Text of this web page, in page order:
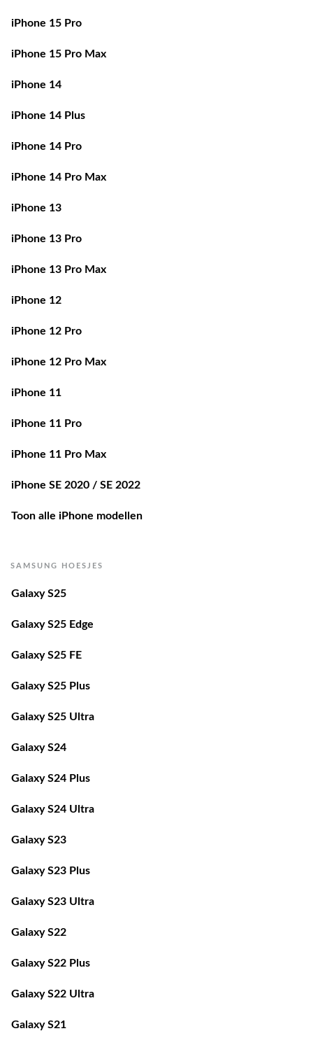
iPhone 15 Pro
iPhone 15 Pro Max
iPhone 14
iPhone 14 Plus
iPhone 14 Pro
iPhone 14 Pro Max
iPhone 13
iPhone 13 Pro
iPhone 13 Pro Max
iPhone 12
iPhone 12 Pro
iPhone 12 Pro Max
iPhone 11
iPhone 11 Pro
iPhone 11 Pro Max
iPhone SE 2020 / SE 2022
Toon alle iPhone modellen
SAMSUNG HOESJES
Galaxy S25
Galaxy S25 Edge
Galaxy S25 FE
Galaxy S25 Plus
Galaxy S25 Ultra
Galaxy S24
Galaxy S24 Plus
Galaxy S24 Ultra
Galaxy S23
Galaxy S23 Plus
Galaxy S23 Ultra
Galaxy S22
Galaxy S22 Plus
Galaxy S22 Ultra
Galaxy S21